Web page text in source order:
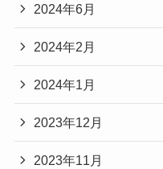
2024年6月
2024年2月
2024年1月
2023年12月
2023年11月